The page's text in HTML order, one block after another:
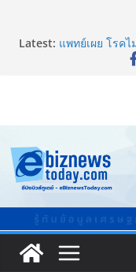
Latest: แพทย์เผย โรค
วัยอันควร ทำสู
“Ceramics
อลิอันซ์ อยุธย
เปิดพื้นที่
นิทรรศการยกร
HeartYai
ยิ่งใหญ่
พันธมิตร ปั้นผู้ป
กว่า 300 ล้านบ
LORDNINE จั
“Rise of the